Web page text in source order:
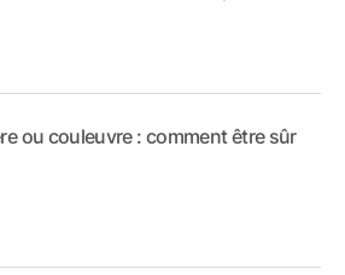
ou couleuvre : comment être sûr